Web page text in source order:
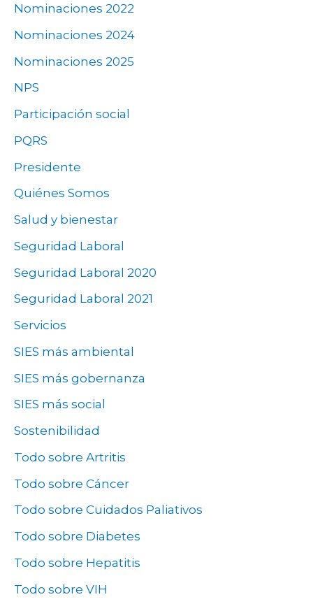
Nominaciones 2022
Nominaciones 2024
Nominaciones 2025
NPS
Participación social
PQRS
Presidente
Quiénes Somos
Salud y bienestar
Seguridad Laboral
Seguridad Laboral 2020
Seguridad Laboral 2021
Servicios
SIES más ambiental
SIES más gobernanza
SIES más social
Sostenibilidad
Todo sobre Artritis
Todo sobre Cáncer
Todo sobre Cuidados Paliativos
Todo sobre Diabetes
Todo sobre Hepatitis
Todo sobre VIH